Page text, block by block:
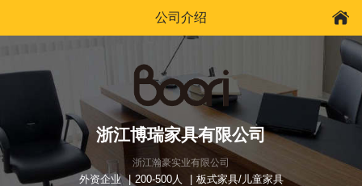
公司介绍
浙江博瑞家具有限公司
浙江瀚豪实业有限公司
外资企业 200-500人 板式家具/儿童家具